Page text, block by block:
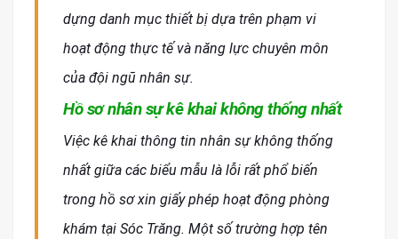
dựng danh mục thiết bị dựa trên phạm vi
hoạt động thực tế và năng lực chuyên môn
của đội ngũ nhân sự.
Hồ sơ nhân sự kê khai không thống nhất
Việc kê khai thông tin nhân sự không thống
nhất giữa các biểu mẫu là lỗi rất phổ biến
trong hồ sơ xin giấy phép hoạt động phòng
khám tại Sóc Trăng. Một số trường hợp tên